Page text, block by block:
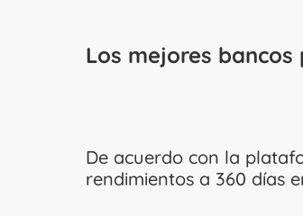
Los mejores
De acuerdo con la
rendimientos a 360 días